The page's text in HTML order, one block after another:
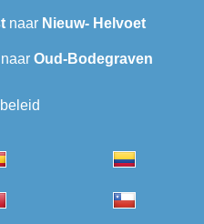
naar Nieuw- Helvoet
naar Oud-Bodegraven‎